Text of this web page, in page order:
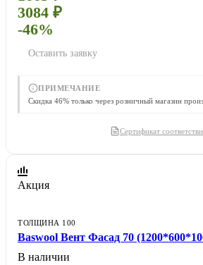
3084 ₽
-46%
Оставить заявку
ПРИМЕЧАНИЕ
Скидка 46% только через розничный магазин
Сертификат
Акция
ТОЛЩИНА 100
Baswool Вент Фасад 70
В наличии